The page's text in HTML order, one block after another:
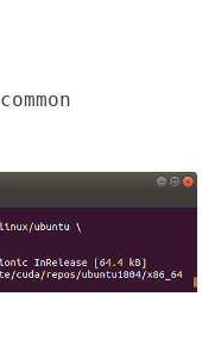
common